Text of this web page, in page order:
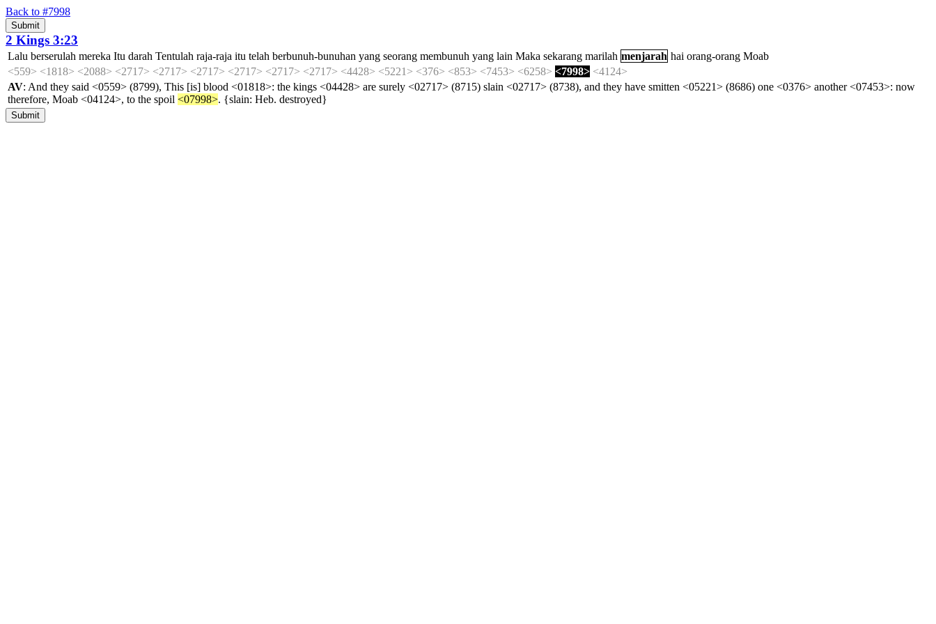
Back to #7998
2 Kings 3:23
Lalu berserulah mereka Itu darah Tentulah raja-raja itu telah berbunuh-bunuhan yang seorang membunuh yang lain Maka sekarang marilah menjarah hai orang-orang Moab
<559> <1818> <2088> <2717> <2717> <2717> <2717> <2717> <2717> <4428> <5221> <376> <853> <7453> <6258> <7998> <4124>
AV: And they said <0559> (8799), This [is] blood <01818>: the kings <04428> are surely <02717> (8715) slain <02717> (8738), and they have smitten <05221> (8686) one <0376> another <07453>: now
therefore, Moab <04124>, to the spoil <07998>. {slain: Heb. destroyed}